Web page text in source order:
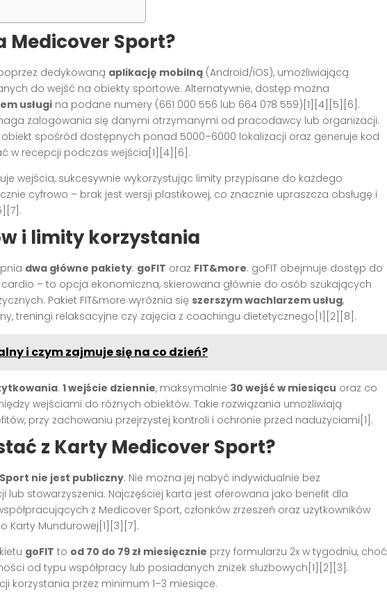
Medicover Sport?
dedykowaną aplikację mobilną (Android/iOS), umożliwiającą
do wejść na obiekty sportowe. Alternatywnie, dostęp można
usługi na podane numery (661 000 556 lub 664 078 559) [1][4][5][6] .
zalogowania się danymi otrzymanymi od pracodawcy lub organizacji.
obiekt spośród dostępnych ponad 5000–6000 lokalizacji oraz generuje kod
w recepcji podczas wejścia [1][4][6] .
wejścia, sukcesywnie wykorzystując limity przypisane do każdego
cyfrowo – brak jest wersji plastikowej, co znacznie upraszcza obsługę i
.
i limity korzystania
dwa główne pakiety: goFIT oraz FIT&more. goFIT obejmuje dostęp do
cardio – to opcja ekonomiczna, skierowana głównie do osób szukających
Pakiet FIT&more wyróżnia się szerszym wachlarzem usług,
treningi relaksacyjne czy zajęcia z coachingu dietetycznego [1][2][8] .
i czym zajmuje się na co dzień?
: 1 wejście dziennie, maksymalnie 30 wejść w miesiącu oraz co
wejściami do różnych obiektów. Takie rozwiązania umożliwiają
przy zachowaniu przejrzystej kontroli i ochronie przed nadużyciami [1] .
z Karty Medicover Sport?
nie jest publiczny. Nie można jej nabyć indywidualnie bez
lub stowarzyszenia. Najczęściej karta jest oferowana jako benefit dla
z Medicover Sport, członków zrzeszeń oraz użytkowników
Karty Mundurowej [1][3][7] .
goFIT to od 70 do 79 zł miesięcznie przy formularzu 2x w tygodniu, choć
od typu współpracy lub posiadanych zniżek służbowych [1][2][3] .
korzystania przez minimum 1–3 miesiące.